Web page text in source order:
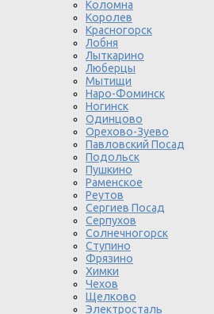
Коломна
Королев
Красногорск
Лобня
Лыткарино
Люберцы
Мытищи
Наро-Фоминск
Ногинск
Одинцово
Орехово-Зуево
Павловский Посад
Подольск
Пушкино
Раменское
Реутов
Сергиев Посад
Серпухов
Солнечногорск
Ступино
Фрязино
Химки
Чехов
Щелково
Электросталь